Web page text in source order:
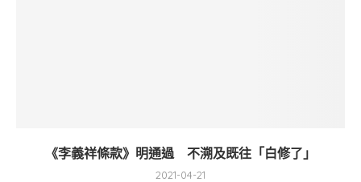
《李義祥條款》明通過 不溯及既往「白修了」
2021-04-21